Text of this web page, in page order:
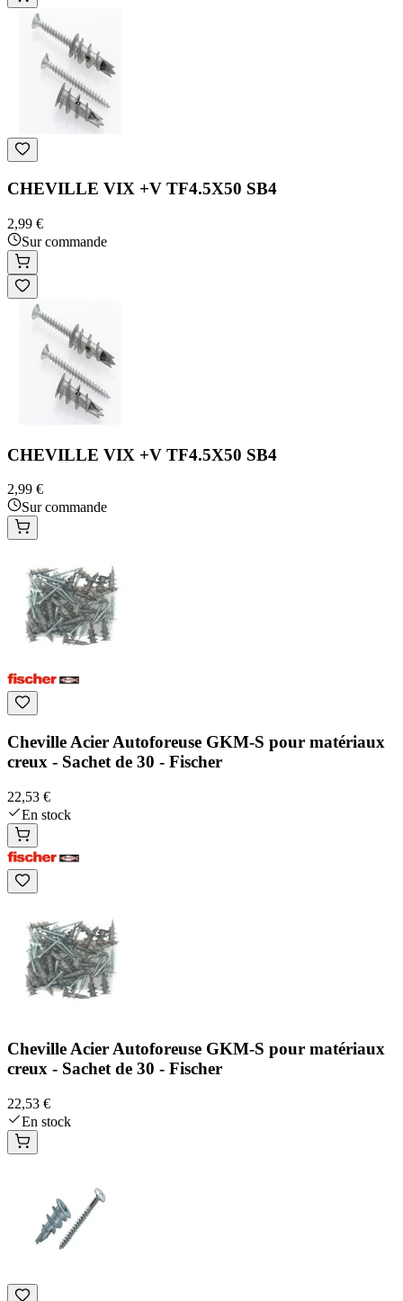
CHEVILLE VIX +V TF4.5X50 SB4
2,99 €
Sur commande
CHEVILLE VIX +V TF4.5X50 SB4
2,99 €
Sur commande
Cheville Acier Autoforeuse GKM-S pour matériaux
creux - Sachet de 30 - Fischer
22,53 €
En stock
Cheville Acier Autoforeuse GKM-S pour matériaux
creux - Sachet de 30 - Fischer
22,53 €
En stock